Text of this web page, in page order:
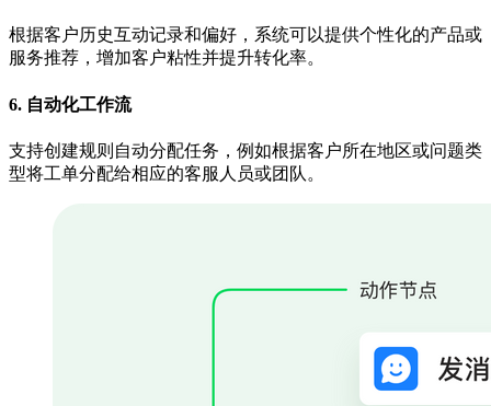
根据客户历史互动记录和偏好，系统可以提供个性化的产品或
服务推荐，增加客户粘性并提升转化率。
6. 自动化工作流
支持创建规则自动分配任务，例如根据客户所在地区或问题类
型将工单分配给相应的客服人员或团队。